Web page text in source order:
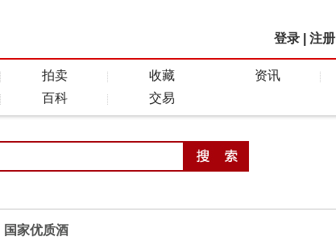
登录 注册
拍卖 收藏
资讯
百科 交易
国家优质酒